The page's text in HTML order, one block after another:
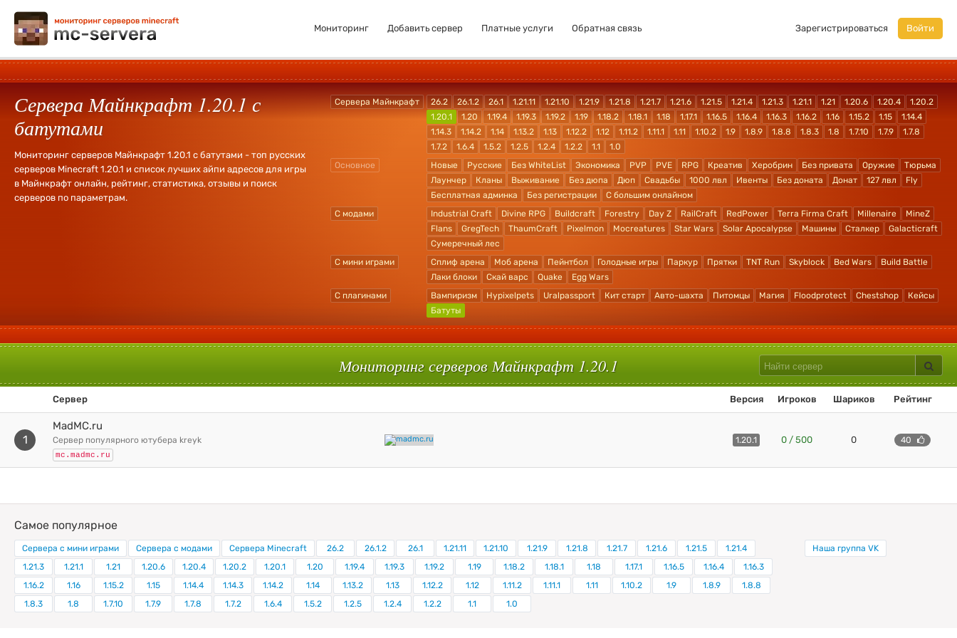
Мониторинг Добавить сервер Платные услуги Обратная связь Зарегистрироваться Войти
Сервера Майнкрафт 1.20.1 с
батутами
Мониторинг серверов Майнкрафт 1.20.1 с батутами - топ русских
серверов Minecraft 1.20.1 и список лучших айпи адресов для игры
в Майнкрафт онлайн, рейтинг, статистика, отзывы и поиск
серверов по параметрам.
Сервера Майнкрафт 26.2 26.1.2 26.1 1.21.11 1.21.10 1.21.9 1.21.8 1.21.7 1.21.6 1.21.5 1.21.4 1.21.3 1.21.1 1.21 1.20.6 1.20.4
1.20.2
1.20.1
1.20 1.19.4 1.19.3 1.19.2 1.19 1.18.2 1.18.1 1.18 1.17.1 1.16.5 1.16.4 1.16.3 1.16.2 1.16 1.15.2 1.15
1.14.4
1.14.3
1.14.2 1.14 1.13.2 1.13 1.12.2 1.12 1.11.2 1.11.1 1.11 1.10.2 1.9 1.8.9 1.8.8 1.8.3 1.8 1.7.10 1.7.9
1.7.8
1.7.2
1.6.4 1.5.2 1.2.5 1.2.4 1.2.2 1.1
1.0
Основное
Новые Русские Без WhiteList Экономика PVP PVE RPG Креатив Херобрин Без привата Оружие
Тюрьма
Лаунчер
Кланы Выживание Без дюпа Дюп Свадьбы 1000 лвл Ивенты Без доната Донат 127 лвл
Fly
Бесплатная админка
Без регистрации
С большим онлайном
С модами
Industrial Craft Divine RPG Buildcraft Forestry Day Z RailCraft RedPower Terra Firma Craft Millenaire
MineZ
Flans
GregTech ThaumCraft Pixelmon Mocreatures Star Wars Solar Apocalypse Машины Сталкер
Galacticraft
Сумеречный лес
С мини играми
Сплиф арена Моб арена Пейнтбол Голодные игры Паркур Прятки TNT Run Skyblock Bed Wars
Build Battle
Лаки блоки
Скай варс Quake
Egg Wars
С плагинами
Вампиризм Hypixelpets Uralpassport Кит старт Авто-шахта Питомцы Магия Floodprotect Chestshop
Кейсы
Батуты
Мониторинг серверов Майнкрафт 1.20.1
Сервер Версия Игроков Шариков Рейтинг
1
MadMC.ru
сервер популярного ютубера kreyk
mc.madmc.ru
1.20.1 0 / 500 0 40
Самое популярное
Сервера с мини играми Сервера с модами Сервера Minecraft 26.2 26.1.2 26.1 1.21.11 1.21.10 1.21.9 1.21.8 1.21.7 1.21.6 1.21.5
1.21.4
1.21.3
1.21.1 1.21 1.20.6 1.20.4 1.20.2 1.20.1 1.20 1.19.4 1.19.3 1.19.2 1.19 1.18.2 1.18.1 1.18 1.17.1 1.16.5 1.16.4
1.16.3
1.16.2
1.16 1.15.2 1.15 1.14.4 1.14.3 1.14.2 1.14 1.13.2 1.13 1.12.2 1.12 1.11.2 1.11.1 1.11 1.10.2 1.9 1.8.9
1.8.8
1.8.3
1.8 1.7.10 1.7.9 1.7.8 1.7.2 1.6.4 1.5.2 1.2.5 1.2.4 1.2.2 1.1 1.0
Наша группа VK